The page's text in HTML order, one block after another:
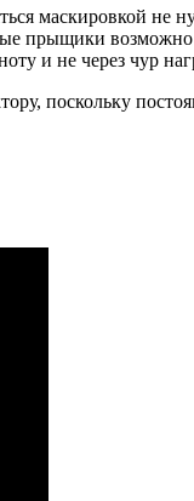
маскировкой
прыщики возможно
и не через чур
поскольку